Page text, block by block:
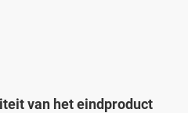
van het eindproduct